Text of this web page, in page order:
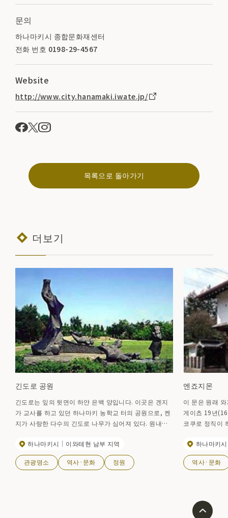
문의
하나마키시 종합문화재센터
전화 번호 0198-29-4567
Website
http://www.city.hanamaki.iwate.jp/
목록으로 돌아가기
더보기
긴도로 공원
긴도로는 잎의 뒷면이 하얀 은백 양입니다. 이곳은 겐지
가 교사를 하고 있던 하나마키 농학교 터의 공원으로, 켄
지가 사랑한 다수의 긴도로 나무가 심어져 있다. 원내에
람의 마타사부로'의 돌상군(삿포로의 시인, 혼고 신 제1
회 야외 조각상 수상 작품)도 설치되어 있다. 이곳을 찾는
켄지 팬들도 많다.
하나마키시 이와테현 남부 지역
관광명소 역사·문화 정원
엔죠지몬
이 문은 원래
게이쵸 19년
코쿠로 정직이
것으로 엔죠
어 있다.
하나마키시
역사·문화